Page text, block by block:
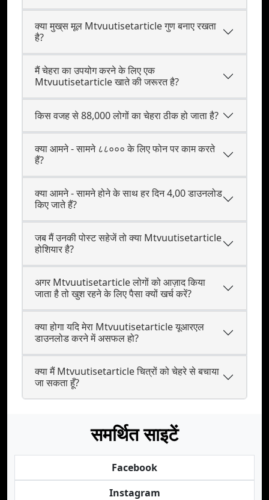
क्या मुख्‌स मूल Mtvuutisetarticle गुण बनाए रखता
है?
मैं चेहरा का उपयोग करने के लिए एक
Mtvuutisetarticle खाते की जरूरत है?
किस वजह से 88,000 लोगों का चेहरा ठीक हो जाता है?
क्या आमने - सामने ८८००० के लिए फोन पर काम करते
हैं?
क्या आमने - सामने होने के साथ हर दिन 4,00 डाउनलोड
किए जाते हैं?
जब मैं उनकी पोस्ट सहेजें तो क्या Mtvuutisetarticle
होशियार है?
अगर Mtvuutisetarticle लोगों को आज़ाद किया
जाता है तो खुश रहने के लिए पैसा क्यों खर्च करें?
क्या होगा यदि मेरा Mtvuutisetarticle यूआरएल
डाउनलोड करने में असफल हो?
क्या मैं Mtvuutisetarticle चित्रों को चेहरे से बचाया
जा सकता हूँ?
समर्थित साइटें
Facebook
Instagram